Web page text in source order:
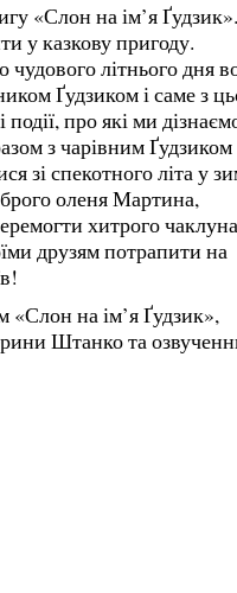
«Слон на ім’я Ґудзик».
у казкову пригоду.
літнього дня
Ґудзиком і саме з
про які ми
з чарівним Ґудзиком
зі спекотного літа у
оленя Мартина,
хитрого чаклуна
друзям потрапити на
на ім’я Ґудзик»,
Штанко та